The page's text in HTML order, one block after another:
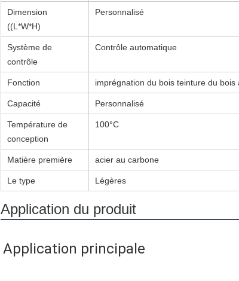
Dimension
((L*W*H)
Personnalisé
Système de
contrôle
Contrôle automatique
Fonction imprégnation du bois teinture du bois
Capacité Personnalisé
Température de
conception
100°C
Matière première acier au carbone
Le type Légères
Application du produit
Application principale